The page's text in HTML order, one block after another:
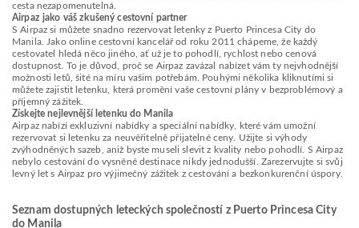
cesta nezapomenutelná.
Airpaz jako váš zkušený cestovní partner
S Airpaz si můžete snadno rezervovat letenky z Puerto Princesa City do
Manila. Jako online cestovní kancelář od roku 2011 chápeme, že každý
cestovatel hledá něco jiného, ať už je to pohodlí, rychlost nebo cenová
dostupnost. To je důvod, proč se Airpaz zavázal nabízet vám ty nejvhodnější
možnosti letů, šité na míru vašim potřebám. Pouhými několika kliknutími si
můžete zajistit letenku, která promění vaše cestovní plány v bezproblémový a
příjemný zážitek.
Získejte nejlevnější letenku do Manila
Airpaz nabízí exkluzivní nabídky a speciální nabídky, které vám umožní
rezervovat si letenku za neuvěřitelně přijatelné ceny. Užijte si výhody
zvýhodněných sazeb, aniž byste museli slevit z kvality nebo pohodlí. S Airpaz
nebylo cestování do vysněné destinace nikdy jednodušší. Zarezervujte si svůj
levný let s Airpaz pro výjimečný zážitek z cestování a bezkonkurenční úspory.
Seznam dostupných leteckých společností z Puerto Princesa City
do Manila